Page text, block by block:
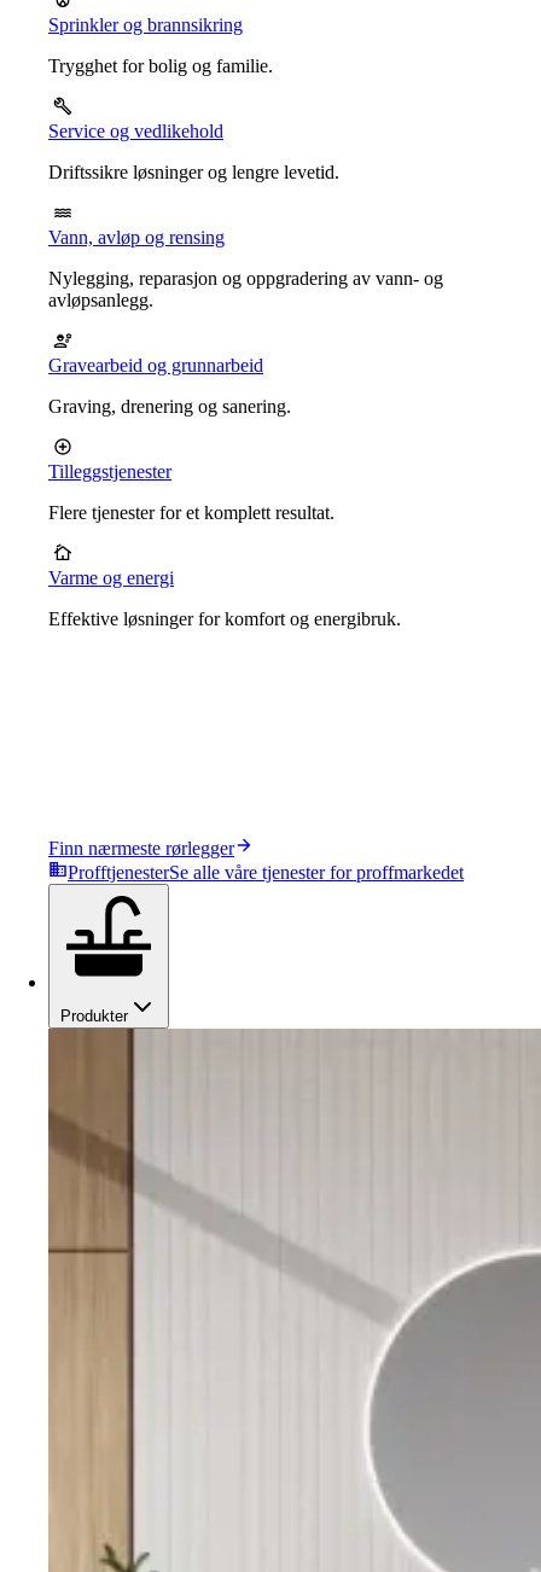
Sprinkler og brannsikring
Trygghet for bolig og familie.
Service og vedlikehold
Driftssikre løsninger og lengre levetid.
Vann, avløp og rensing
Nylegging, reparasjon og oppgradering av vann- og
avløpsanlegg.
Gravearbeid og grunnarbeid
Graving, drenering og sanering.
Tilleggstjenester
Flere tjenester for et komplett resultat.
Varme og energi
Effektive løsninger for komfort og energibruk.
Finn nærmeste rørlegger
ProfftjenesterSe alle våre tjenester for proffmarkedet
Produkter